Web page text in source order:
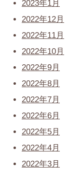
2023年1月
2022年12月
2022年11月
2022年10月
2022年9月
2022年8月
2022年7月
2022年6月
2022年5月
2022年4月
2022年3月